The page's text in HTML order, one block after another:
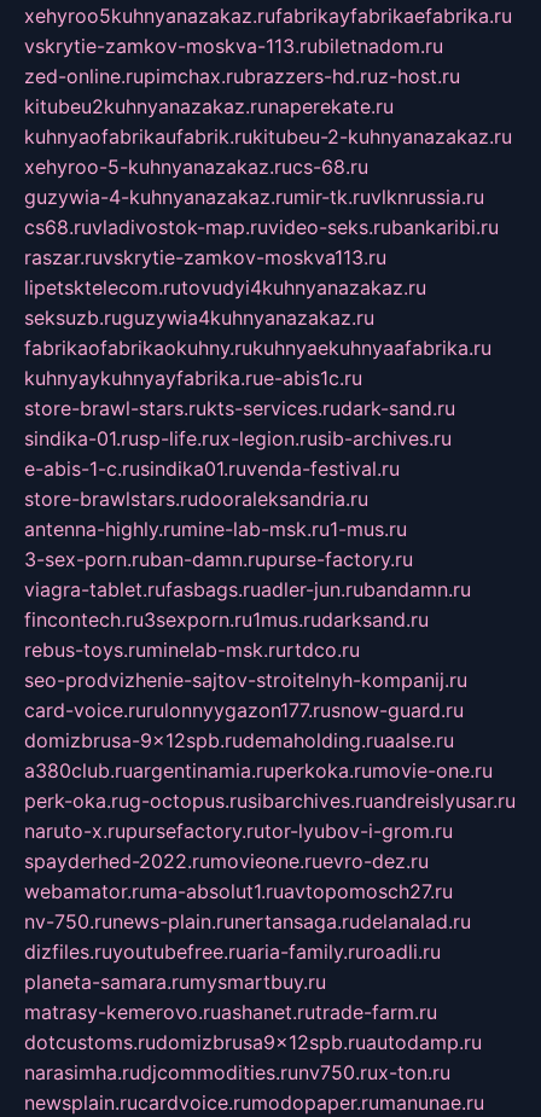
xehyroo5kuhnyanazakaz.rufabrikayfabrikaefabrika.ru
vskrytie-zamkov-moskva-113.rubiletnadom.ru
zed-online.rupimchax.rubrazzers-hd.ruz-host.ru
kitubeu2kuhnyanazakaz.runaperekate.ru
kuhnyaofabrikaufabrik.rukitubeu-2-kuhnyanazakaz.ru
xehyroo-5-kuhnyanazakaz.rucs-68.ru
guzywia-4-kuhnyanazakaz.rumir-tk.ruvlknrussia.ru
cs68.ruvladivostok-map.ruvideo-seks.rubankaribi.ru
raszar.ruvskrytie-zamkov-moskva113.ru
lipetsktelecom.rutovudyi4kuhnyanazakaz.ru
seksuzb.ruguzywia4kuhnyanazakaz.ru
fabrikaofabrikaokuhny.rukuhnyaekuhnyaafabrika.ru
kuhnyaykuhnyayfabrika.rue-abis1c.ru
store-brawl-stars.rukts-services.rudark-sand.ru
sindika-01.rusp-life.rux-legion.rusib-archives.ru
e-abis-1-c.rusindika01.ruvenda-festival.ru
store-brawlstars.rudooraleksandria.ru
antenna-highly.rumine-lab-msk.ru1-mus.ru
3-sex-porn.ruban-damn.rupurse-factory.ru
viagra-tablet.rufasbags.ruadler-jun.rubandamn.ru
fincontech.ru3sexporn.ru1mus.rudarksand.ru
rebus-toys.ruminelab-msk.rurtdco.ru
seo-prodvizhenie-sajtov-stroitelnyh-kompanij.ru
card-voice.rurulonnyygazon177.rusnow-guard.ru
domizbrusa-9x12spb.rudemaholding.ruaalse.ru
a380club.ruargentinamia.ruperkoka.rumovie-one.ru
perk-oka.rug-octopus.rusibarchives.ruandreislyusar.ru
naruto-x.rupursefactory.rutor-lyubov-i-grom.ru
spayderhed-2022.rumovieone.ruevro-dez.ru
webamator.ruma-absolut1.ruavtopomosch27.ru
nv-750.runews-plain.runertansaga.rudelanalad.ru
dizfiles.ruyoutubefree.ruaria-family.ruroadli.ru
planeta-samara.rumysmartbuy.ru
matrasy-kemerovo.ruashanet.rutrade-farm.ru
dotcustoms.rudomizbrusa9x12spb.ruautodamp.ru
narasimha.rudjcommodities.runv750.rux-ton.ru
newsplain.rucardvoice.rumodopaper.rumanunae.ru